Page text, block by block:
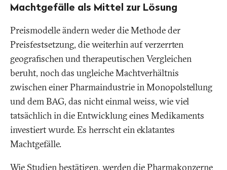
Machtgefälle als Mittel zur Lösung
Preismodelle ändern weder die Methode der
Preisfestsetzung, die weiterhin auf verzerrten
geografischen und therapeutischen Vergleichen
beruht, noch das ungleiche Machtverhältnis
zwischen einer Pharmaindustrie in Monopolstellung
und dem BAG, das nicht einmal weiss, wie viel
tatsächlich in die Entwicklung eines Medikaments
investiert wurde. Es herrscht ein eklatantes
Machtgefälle.
Wie Studien bestätigen, werden die Pharmakonzerne